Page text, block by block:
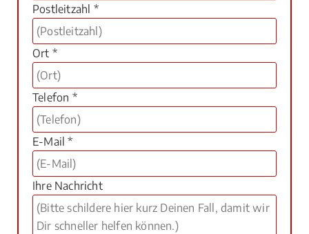
Postleitzahl *
Ort *
Telefon *
E-Mail *
Ihre Nachricht